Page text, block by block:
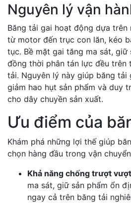
Nguyên lý vận
Băng tải gai hoạt động dựa trên
từ motor đến trục con lăn, kéo
tục. Bề mặt gai tăng ma sát, giữ
đồng thời phân tán lực đều trên
tải. Nguyên lý này giúp băng tải
giảm hao hụt sản phẩm và duy
cho dây chuyền sản xuất.
Ưu điểm của
Khám phá những lợi thế giúp
chọn hàng đầu trong vận
Khả năng chống trượt
ma sát, giữ sản phẩm ổn
ngay cả trên băng tải